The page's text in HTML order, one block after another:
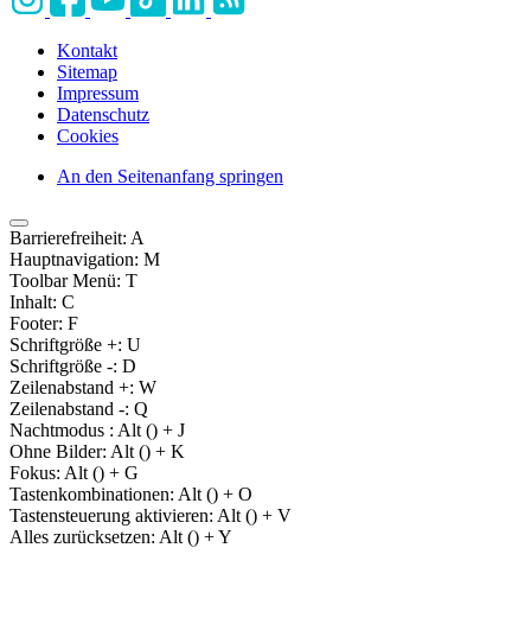
Kontakt
Sitemap
Impressum
Datenschutz
Cookies
An den Seitenanfang springen
Barrierefreiheit: A
Hauptnavigation: M
Toolbar Menü: T
Inhalt: C
Footer: F
Schriftgröße +: U
Schriftgröße -: D
Zeilenabstand +: W
Zeilenabstand -: Q
Nachtmodus : Alt () + J
Ohne Bilder: Alt () + K
Fokus: Alt () + G
Tastenkombinationen: Alt () + O
Tastensteuerung aktivieren: Alt () + V
Alles zurücksetzen: Alt () + Y